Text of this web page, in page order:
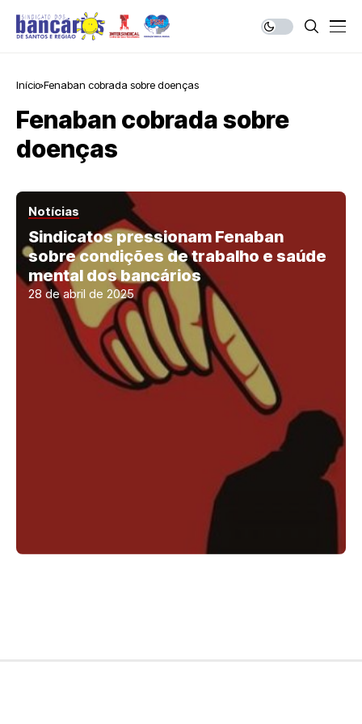
Início Fenaban cobrada sobre doenças
Fenaban cobrada sobre
doenças
Notícias
Sindicatos pressionam Fenaban
sobre condições de trabalho e saúde
mental dos bancários
28 de abril de 2025